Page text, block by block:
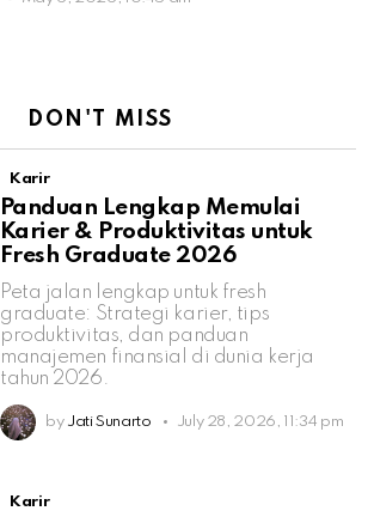
DON'T MISS
Karir
Panduan Lengkap Memulai
Karier & Produktivitas untuk
Fresh Graduate 2026
Peta jalan lengkap untuk fresh
graduate: Strategi karier, tips
produktivitas, dan panduan
manajemen finansial di dunia kerja
tahun 2026.
by Jati Sunarto July 28, 2026, 11:34 pm
Karir